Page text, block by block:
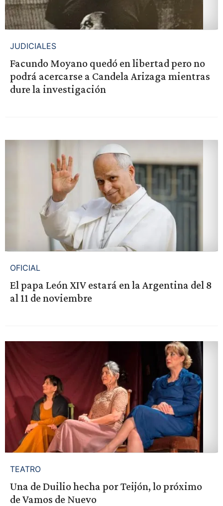
JUDICIALES
Facundo Moyano quedó en libertad pero no
podrá acercarse a Candela Arizaga mientras
dure la investigación
OFICIAL
El papa León XIV estará en la Argentina del 8
al 11 de noviembre
TEATRO
Una de Duilio hecha por Teijón, lo próximo
de Vamos de Nuevo